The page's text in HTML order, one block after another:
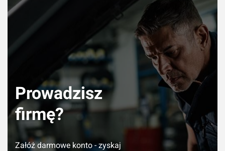
Prowadzisz
firmę?
Załóż darmowe konto - zyskaj